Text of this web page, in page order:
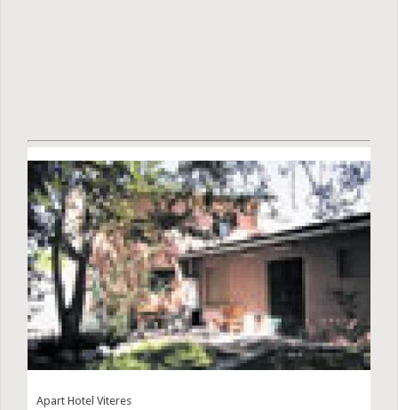
Apart Hotel Viteres